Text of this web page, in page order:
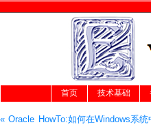
首页 技术基础
« Oracle HowTo:如何在Windows系